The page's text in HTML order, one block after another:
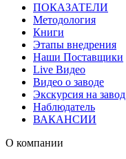
ПОКАЗАТЕЛИ
Методология
Книги
Этапы внедрения
Наши Поставщики
Live Видео
Видео о заводе
Экскурсия на завод
Наблюдатель
ВАКАНСИИ
О компании